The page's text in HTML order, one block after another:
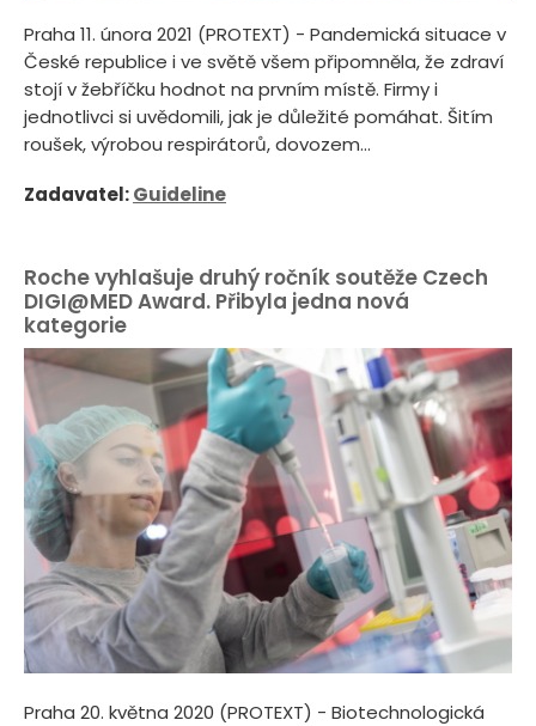
Praha 11. února 2021 (PROTEXT) - Pandemická situace v
České republice i ve světě všem připomněla, že zdraví
stojí v žebříčku hodnot na prvním místě. Firmy i
jednotlivci si uvědomili, jak je důležité pomáhat. Šitím
roušek, výrobou respirátorů, dovozem...
Zadavatel:Guideline
Roche vyhlašuje druhý ročník soutěže Czech
DIGI@MED Award. Přibyla jedna nová
kategorie
Praha 20. května 2020 (PROTEXT) - Biotechnologická